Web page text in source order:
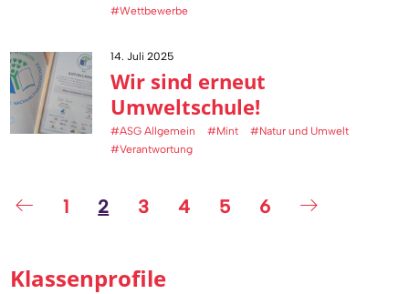
#Wettbewerbe
14. Juli 2025
Wir sind erneut
Umweltschule!
#ASG Allgemein #Mint
#Natur und Umwelt
#Verantwortung
1 2 3 4 5 6
Klassenprofile